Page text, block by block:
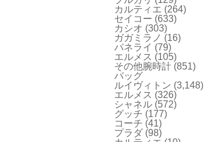
カルティエ (264)
セイコー (633)
カシオ (303)
ガガミラノ (16)
パネライ (79)
エルメス (105)
その他腕時計 (851)
バッグ
ルイヴィトン (3,148)
エルメス (326)
シャネル (572)
グッチ (177)
コーチ (41)
プラダ (98)